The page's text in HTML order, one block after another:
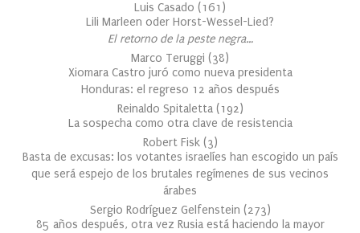
Luis Casado (161 )
Lili Marleen oder Horst-Wessel-Lied?
El retorno de la peste negra…
Marco Teruggi (38)
Xiomara Castro juró como nueva presidenta
Honduras: el regreso 12 años después
Reinaldo Spitaletta (192)
La sospecha como otra clave de resistencia
Robert Fisk (3)
Basta de excusas: los votantes israelíes han escogido un país
que será espejo de los brutales regímenes de sus vecinos
árabes
Sergio Rodríguez Gelfenstein (273)
85 años después, otra vez Rusia está haciendo la mayor